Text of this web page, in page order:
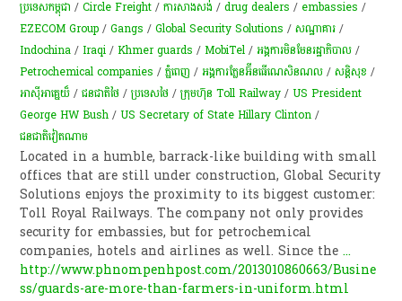
ប្រទេសកម្ពុជា /Circle Freight /ការសាងសង់ /drug dealers / embassies /
EZECOM Group /Gangs /Global Security Solutions /សណ្ឋាគារ /
Indochina /Iraqi /Khmer guards /MobiTel /អង្គការមិនមែនរដ្ឋាភិបាល /
Petrochemical companies /ភ្នំពេញ /អង្គការភ្លែនអ៊ីនធើណេសិនណល /សន្តិសុខ /
អាស៊ីអាគ្នេយ៏ /ជនជាតិថៃ /ប្រទេសថៃ /​ក្រុមហ៊ុន Toll Railway /US President
George HW Bush /US Secretary of State Hillary Clinton /
ជនជាតិវៀតណាម
Located in a humble, barrack-like building with small
offices that are still under construction, Global Security
Solutions enjoys the proximity to its biggest customer:
Toll Royal Railways. The company not only provides
security for embassies, but for petrochemical
companies, hotels and airlines as well. Since the...
http://www.phnompenhpost.com/2013010860663/Busine
ss/guards-are-more-than-farmers-in-uniform.html